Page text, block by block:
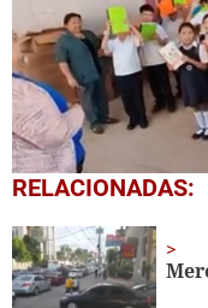
0
seconds
1
minute,
56
seconds
RELACIONADAS: